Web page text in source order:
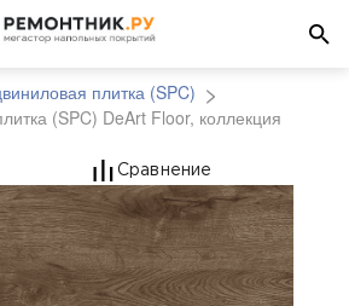
плитка (SPC)
(SPC) DeArt Floor, коллекция
Сравнение